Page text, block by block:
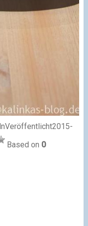
Veröffentlicht2015-
Based on 0